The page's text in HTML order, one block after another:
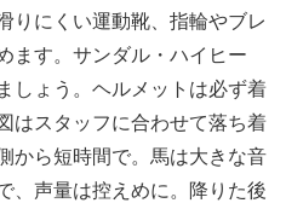
りにくい運動靴、指輪やブレ
ます。サンダル・ハイヒー
しょう。ヘルメットは必ず着
はスタッフに合わせて落ち着
から短時間で。馬は大きな音
、声量は控えめに。降りた後